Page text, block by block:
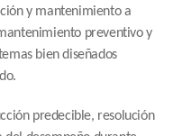
y mantenimiento a
preventivo y
bien diseñados
predecible, resolución